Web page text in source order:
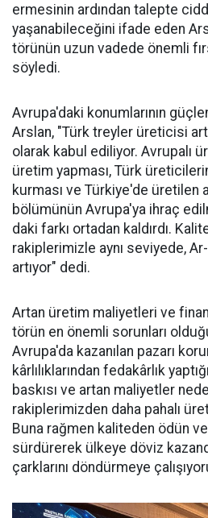
ermesinin ardından talepte
yaşanabileceğini ifa­de eden
törünün uzun vadede önemli
söyledi.
Avrupa'daki konumlarının
Arslan, "Türk treyler üreticisi
ola­rak kabul ediliyor. Avrupalı
üre­tim yapması, Türk
kurması ve Türkiye'de üreti­len
bölümünün Avru­pa'ya ihraç
daki farkı ortadan kaldırdı.
ra­kiplerimizle aynı seviyede, Ar-
ar­tıyor" dedi.
Artan üretim ma­liyetleri ve
törün en önemli sorunları
Avrupa'da kazanılan pazarı
kârlılıklarından fe­dakârlık
baskısı ve artan maliyetler
rakiplerimiz­den daha pahalı
Buna rağmen kaliteden ödün
sürdüre­rek ülkeye döviz
çarklarını döndürmeye